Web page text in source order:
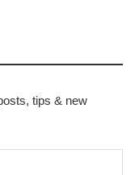
tips & new